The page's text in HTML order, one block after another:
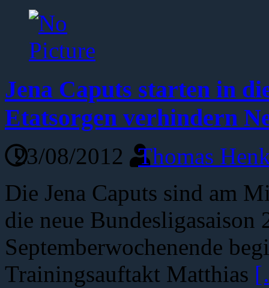
Jena Caputs starten in
Etatsorgen verhindern
23/08/2012
Thomas
Die Jena Caputs sind am
die neue Bundesligasaison
Septemberwochenende
Trainingsauftakt Matthias